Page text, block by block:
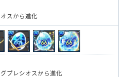
スから進化
プレシオスから進化